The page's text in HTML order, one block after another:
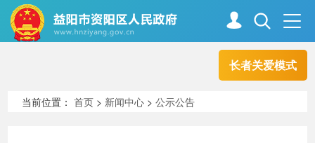
长者关爱模式
走进资阳
当前位置：首页 > 新闻中心 >公示公告